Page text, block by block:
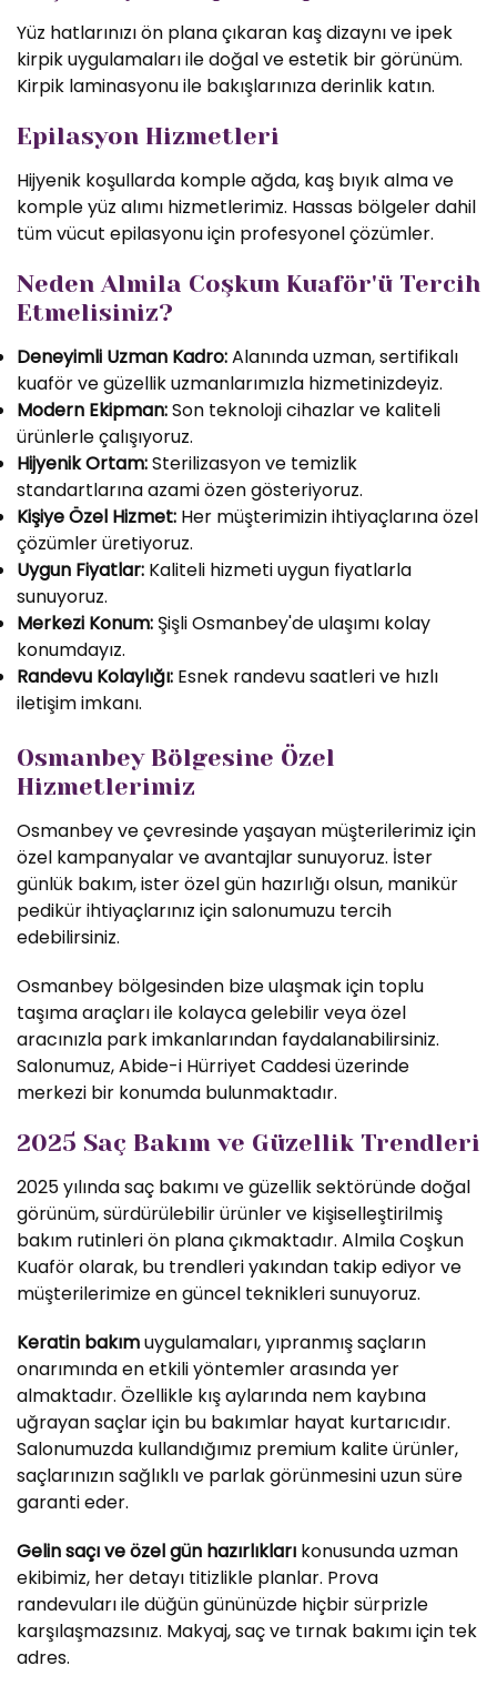
Yüz hatlarınızı ön plana çıkaran kaş dizaynı ve ipek
kirpik uygulamaları ile doğal ve estetik bir görünüm.
Kirpik laminasyonu ile bakışlarınıza derinlik katın.
Epilasyon Hizmetleri
Hijyenik koşullarda komple ağda, kaş bıyık alma ve
komple yüz alımı hizmetlerimiz. Hassas bölgeler dahil
tüm vücut epilasyonu için profesyonel çözümler.
Neden Almila Coşkun Kuaför'ü Tercih
Etmelisiniz?
Deneyimli Uzman Kadro:Alanında uzman, sertifikalı
kuaför ve güzellik uzmanlarımızla hizmetinizdeyiz.
Modern Ekipman:Son teknoloji cihazlar ve kaliteli
ürünlerle çalışıyoruz.
Hijyenik Ortam:Sterilizasyon ve temizlik
standartlarına azami özen gösteriyoruz.
Kişiye Özel Hizmet: Her müşterimizin ihtiyaçlarına özel
çözümler üretiyoruz.
Uygun Fiyatlar: Kaliteli hizmeti uygun fiyatlarla
sunuyoruz.
Merkezi Konum: Şişli Osmanbey'de ulaşımı kolay
konumdayız.
Randevu Kolaylığı: Esnek randevu saatleri ve hızlı
iletişim imkanı.
Osmanbey Bölgesine Özel
Hizmetlerimiz
Osmanbey ve çevresinde yaşayan müşterilerimiz için
özel kampanyalar ve avantajlar sunuyoruz. İster
günlük bakım, ister özel gün hazırlığı olsun, manikür
pedikür ihtiyaçlarınız için salonumuzu tercih
edebilirsiniz.
Osmanbey bölgesinden bize ulaşmak için toplu
taşıma araçları ile kolayca gelebilir veya özel
aracınızla park imkanlarından faydalanabilirsiniz.
Salonumuz, Abide-i Hürriyet Caddesi üzerinde
merkezi bir konumda bulunmaktadır.
2025 Saç Bakım ve Güzellik Trendleri
2025 yılında saç bakımı ve güzellik sektöründe doğal
görünüm, sürdürülebilir ürünler ve kişiselleştirilmiş
bakım rutinleri ön plana çıkmaktadır. Almila Coşkun
Kuaför olarak, bu trendleri yakından takip ediyor ve
müşterilerimize en güncel teknikleri sunuyoruz.
Keratin bakımuygulamaları, yıpranmış saçların
onarımında en etkili yöntemler arasında yer
almaktadır. Özellikle kış aylarında nem kaybına
uğrayan saçlar için bu bakımlar hayat kurtarıcıdır.
Salonumuzda kullandığımız premium kalite ürünler,
saçlarınızın sağlıklı ve parlak görünmesini uzun süre
garanti eder.
Gelin saçı ve özel gün hazırlıkları konusunda uzman
ekibimiz, her detayı titizlikle planlar. Prova
randevuları ile düğün gününüzde hiçbir sürprizle
karşılaşmazsınız. Makyaj, saç ve tırnak bakımı için tek
adres.